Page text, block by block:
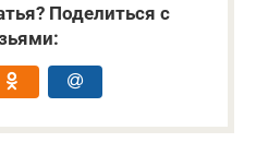
Поделиться с